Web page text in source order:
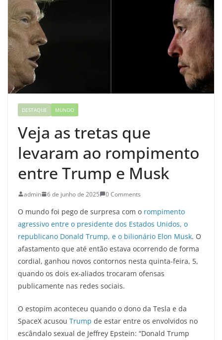
DESTAQUE MUNDO
Veja as tretas que
levaram ao rompimento
entre Trump e Musk
admin 6 de junho de 2025 0 Comments
O mundo foi pego de surpresa com o rompimento
agressivo entre o presidente dos Estados Unidos, o
republicano Donald Trump, e o bilionário Elon Musk. O
afastamento que até então estava ocorrendo de forma
cordial, ganhou novos contornos nesta quinta-feira, 5,
quando os dois ex-aliados trocaram ofensas
publicamente nas redes sociais.
O estopim aconteceu quando o dono da Tesla e da
SpaceX acusou Trump de estar entre os envolvidos no
escândalo sexual de Jeffrey Epstein: “Donald Trump